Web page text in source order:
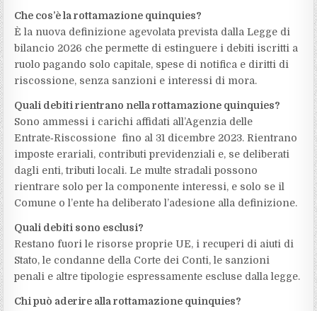
Che cos’è la rottamazione quinquies?
È la nuova definizione agevolata prevista dalla Legge di
bilancio 2026 che permette di estinguere i debiti iscritti a
ruolo pagando solo capitale, spese di notifica e diritti di
riscossione, senza sanzioni e interessi di mora.
Quali debiti rientrano nella rottamazione quinquies?
Sono ammessi i carichi affidati all’Agenzia delle
Entrate‑Riscossione fino al 31 dicembre 2023. Rientrano
imposte erariali, contributi previdenziali e, se deliberati
dagli enti, tributi locali. Le multe stradali possono
rientrare solo per la componente interessi, e solo se il
Comune o l’ente ha deliberato l’adesione alla definizione.
Quali debiti sono esclusi?
Restano fuori le risorse proprie UE, i recuperi di aiuti di
Stato, le condanne della Corte dei Conti, le sanzioni
penali e altre tipologie espressamente escluse dalla legge.
Chi può aderire alla rottamazione quinquies?